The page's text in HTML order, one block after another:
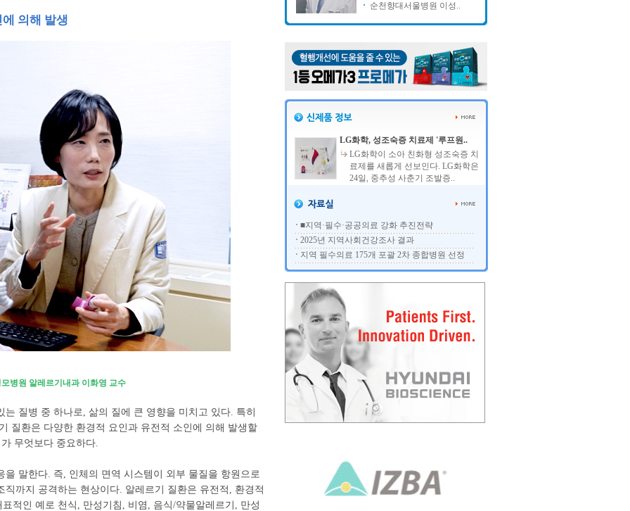
의해 발생
병원 알레르기내과 이화영 교수
질병 중 하나로, 삶의 질에 큰 영향을 미치고 있다. 특히
질환은 다양한 환경적 요인과 유전적 소인에 의해 발생할
무엇보다 중요하다.
말한다. 즉, 인체의 면역 시스템이 외부 물질을 항원으로
까지 공격하는 현상이다. 알레르기 질환은 유전적, 환경적
적인 예로 천식, 만성기침, 비염, 음식/약물알레르기, 만성
순천향대서울병원 이성..
LG화학, 성조숙증 치료제 '루프원..
LG화학이 소아 친화형 성조숙증 치
료제를 새롭게 선보인다. LG화학은
24일, 중추성 사춘기 조발증..
■지역·필수·공공의료 강화 추진전략
2025년 지역사회건강조사 결과
지역 필수의료 175개 포괄 2차 종합병원 선정